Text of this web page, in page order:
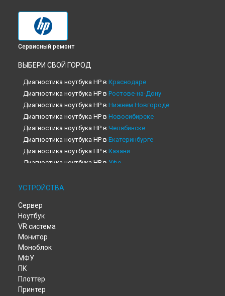
Сервисный ремонт
ВЫБЕРИ СВОЙ ГОРОД
Диагностика ноутбука HP в Краснодаре
Диагностика ноутбука HP в Ростове-на-Дону
Диагностика ноутбука HP в Нижнем Новгороде
Диагностика ноутбука HP в Новосибирске
Диагностика ноутбука HP в Челябинске
Диагностика ноутбука HP в Екатеринбурге
Диагностика ноутбука HP в Казани
Диагностика ноутбука HP в Уфе
Диагностика ноутбука HP в
Диагностика ноутбука HP в
Диагностика ноутбука HP в
Диагностика ноутбука HP в
Диагностика ноутбука HP в
Диагностика ноутбука HP в
Диагностика ноутбука HP в
Диагностика ноутбука HP в
УСТРОЙСТВА
Сервер
Ноутбук
VR система
Монитор
Моноблок
МФУ
ПК
Плоттер
Принтер